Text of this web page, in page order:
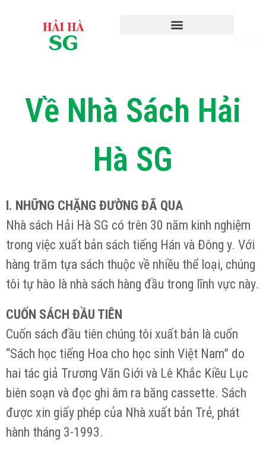
Về Nhà Sách Hải
Hà SG
I. NHỮNG CHẶNG ĐƯỜNG ĐÃ QUA
Nhà sách Hải Hà SG có trên 30 năm kinh nghiệm
trong việc xuất bản sách tiếng Hán và Đông y. Với
hàng trăm tựa sách thuộc về nhiều thể loại, chúng
tôi tự hào là nhà sách hàng đầu trong lĩnh vực này.
CUỐN SÁCH ĐẦU TIÊN
Cuốn sách đầu tiên chúng tôi xuất bản là cuốn
“Sách học tiếng Hoa cho học sinh Việt Nam” do
hai tác giả Trương Văn Giới và Lê Khắc Kiều Lục
biên soạn và đọc ghi âm ra băng cassette. Sách
được xin giấy phép của Nhà xuất bản Trẻ, phát
hành tháng 3-1993.